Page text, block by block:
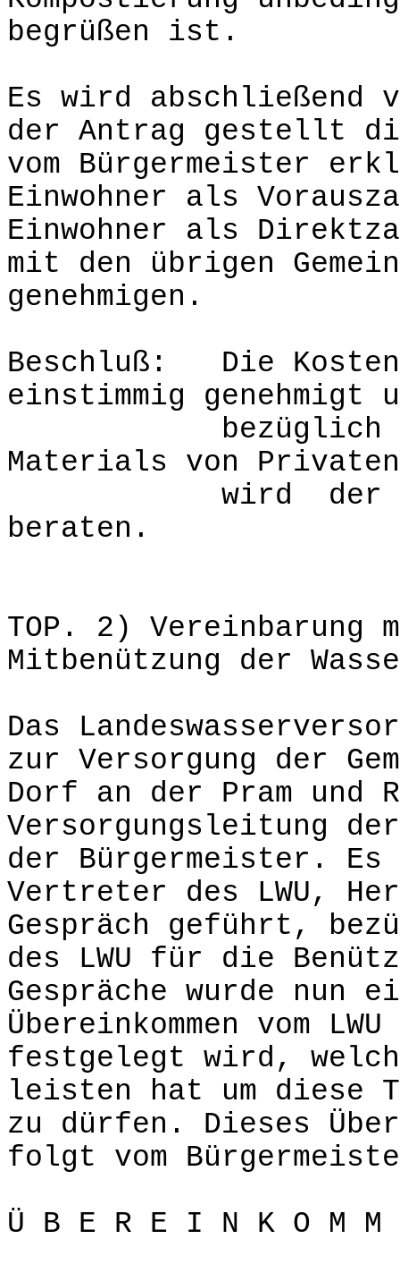
begrüßen ist.
Es wird abschließend
der Antrag gestellt
vom Bürgermeister
Einwohner als
Einwohner als
mit den übrigen
genehmigen.
Beschluß: Die
einstimmig genehmigt
bezüglich der
Materials von Privaten
wird der
beraten.
TOP. 2) Vereinbarung
Mitbenützung der
Das
zur Versorgung der
Dorf an der Pram und
Versorgungsleitung
der Bürgermeister. Es
Vertreter des LWU,
Gespräch geführt,
des LWU für die
Gespräche wurde
Übereinkommen vom
festgelegt wird,
leisten hat um diese
zu dürfen. Dieses
folgt vom
Ü B E R E I N K O M M